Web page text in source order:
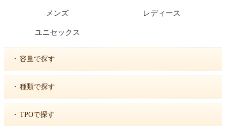
メンズ レディース
ユニセックス
・ 容量で探す
・ 種類で探す
・ TPOで探す